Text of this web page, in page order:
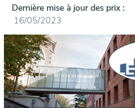
Dernière mise à jour des prix :
16/05/2023